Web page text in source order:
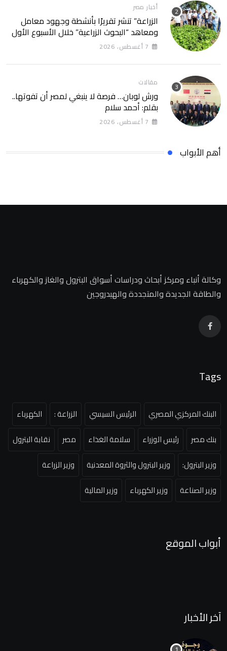
أخبار مصر
الزراعة” تنشر تقريرًا بأنشطة وجهود معامل
ومعاهد “البحوث الزراعية” خلال الأسبوع الأول
من أغسطس 2026
7 أغسطس، 2026
مقالات
ورش لوبان… فرصة لا ينبغي لمصر أن تفوتها..
بقلم: أحمد سلام
7 أغسطس، 2026
أهم الأبواب
وكالة أنباء ومركز أبحاث ودراسات أسواق البترول والغاز والكهرباء
والطاقة الجديدة والمتجددة والهيدروجين
Tags
البنك المركزي المصري الرئيس السيسي الزراعة :
الكهرباء
بنك مصر
رئيس الوزراء سلامة الغذاء مصر
نقابة البترول
وزير البترول:
وزير البترول والثروة المعدنية
وزير الزراعة
وزير الصناعة
وزير الكهرباء وزير المالية
أبواب الموقع
آخر الأخبار